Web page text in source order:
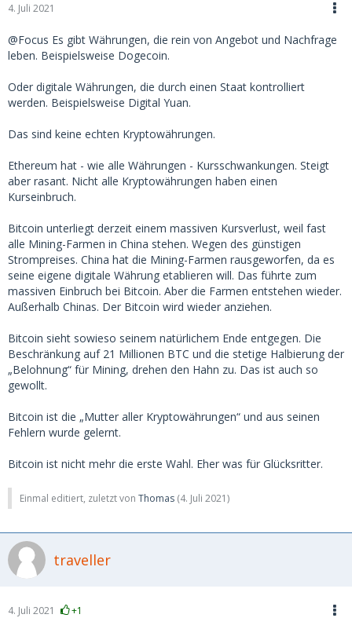
4. Juli 2021
@Focus Es gibt Währungen, die rein von Angebot und Nachfrage
leben. Beispielsweise Dogecoin.
Oder digitale Währungen, die durch einen Staat kontrolliert
werden. Beispielsweise Digital Yuan.
Das sind keine echten Kryptowährungen.
Ethereum hat - wie alle Währungen - Kursschwankungen. Steigt
aber rasant. Nicht alle Kryptowährungen haben einen
Kurseinbruch.
Bitcoin unterliegt derzeit einem massiven Kursverlust, weil fast
alle Mining-Farmen in China stehen. Wegen des günstigen
Strompreises. China hat die Mining-Farmen rausgeworfen, da es
seine eigene digitale Währung etablieren will. Das führte zum
massiven Einbruch bei Bitcoin. Aber die Farmen entstehen wieder.
Außerhalb Chinas. Der Bitcoin wird wieder anziehen.
Bitcoin sieht sowieso seinem natürlichem Ende entgegen. Die
Beschränkung auf 21 Millionen BTC und die stetige Halbierung der
„Belohnung“ für Mining, drehen den Hahn zu. Das ist auch so
gewollt.
Bitcoin ist die „Mutter aller Kryptowährungen“ und aus seinen
Fehlern wurde gelernt.
Bitcoin ist nicht mehr die erste Wahl. Eher was für Glücksritter.
Einmal editiert, zuletzt von Thomas (4. Juli 2021)
traveller
4. Juli 2021 +1